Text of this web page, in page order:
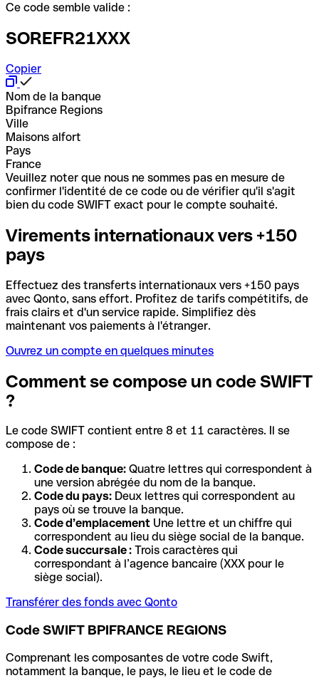
Ce code semble valide :
SOREFR21XXX
Copier
Nom de la banque
Bpifrance Regions
Ville
Maisons alfort
Pays
France
Veuillez noter que nous ne sommes pas en mesure de
confirmer l'identité de ce code ou de vérifier qu'il s'agit
bien du code SWIFT exact pour le compte souhaité.
Virements internationaux vers +150
pays
Effectuez des transferts internationaux vers +150 pays
avec Qonto, sans effort. Profitez de tarifs compétitifs, de
frais clairs et d'un service rapide. Simplifiez dès
maintenant vos paiements à l'étranger.
Ouvrez un compte en quelques minutes
Comment se compose un code SWIFT
?
Le code SWIFT contient entre 8 et 11 caractères. Il se
compose de :
Code de banque: Quatre lettres qui correspondent à
une version abrégée du nom de la banque.
Code du pays: Deux lettres qui correspondent au
pays où se trouve la banque.
Code d’emplacement Une lettre et un chiffre qui
correspondent au lieu du siège social de la banque.
Code succursale : Trois caractères qui
correspondant à l’agence bancaire (XXX pour le
siège social).
Transférer des fonds avec Qonto
Code SWIFT BPIFRANCE REGIONS
Comprenant les composantes de votre code Swift,
notamment la banque, le pays, le lieu et le code de